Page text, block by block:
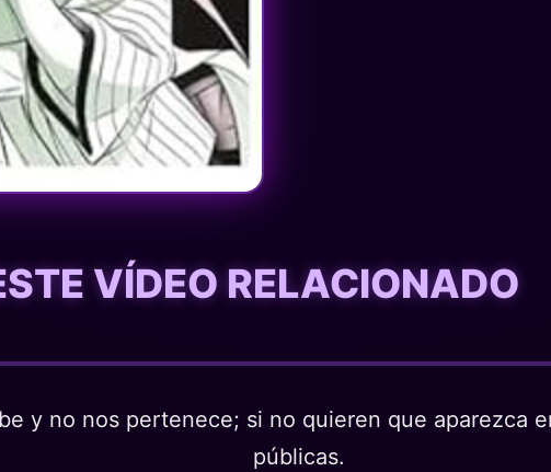
VÍDEO RELACIONADO
y no nos pertenece; si no quieren que aparezca
públicas.